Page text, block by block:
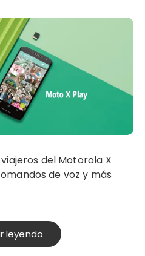
de voz y más
leyendo